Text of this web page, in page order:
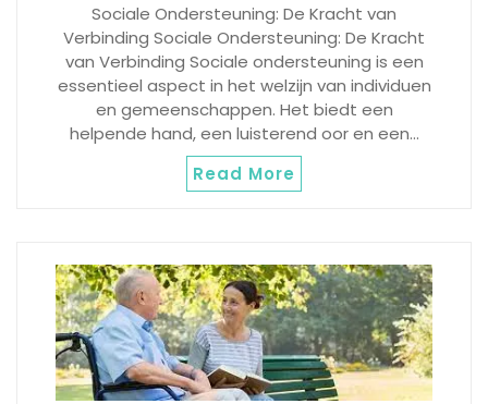
Sociale Ondersteuning: De Kracht van
Verbinding Sociale Ondersteuning: De Kracht
van Verbinding Sociale ondersteuning is een
essentieel aspect in het welzijn van individuen
en gemeenschappen. Het biedt een
helpende hand, een luisterend oor en een…
Read More